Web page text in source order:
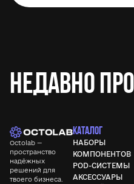
Недавно
Octolab —
пространство
надёжных
решений для
твоего бизнеса.
КАТАЛОГ
НАБОРЫ
КОМПОНЕНТОВ
POD-СИСТЕМЫ
АКСЕССУАРЫ